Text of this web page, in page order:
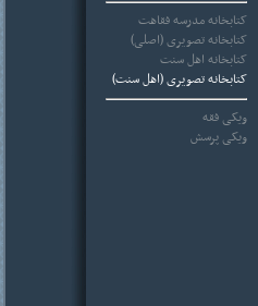
کتابخانه مدرسه فقاهت
کتابخانه تصویری (اصلی)
کتابخانه اهل سنت
کتابخانه تصویری (اهل سنت)
ویکی فقه
ویکی پرسش